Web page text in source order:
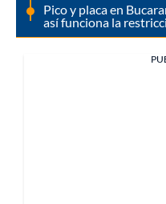
Pico y placa en
así funciona la